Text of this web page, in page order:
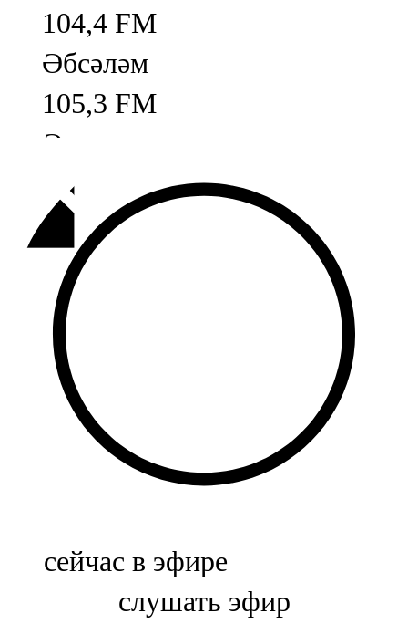
104,4 FM
Әбсәләм
105,3 FM
Әлмәт
92,9 FM
Базарлы матак
107,1 FM
Балык бистәсе
104,9 FM
Баулы
107,5 FM
Биләр
Болгар
сейчас в эфире
слушать эфир